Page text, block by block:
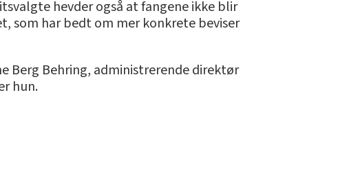
hevder også at fangene ikke blir
som har bedt om mer konkrete beviser
Berg Behring, administrerende direktør
hun.